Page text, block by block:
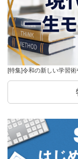
[特集]令和の新しい学習